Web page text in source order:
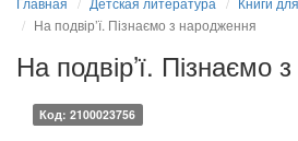
На подвір’ї. Пізнаємо з народження
На подвір’ї. Пізнаємо
Код: 2100023756